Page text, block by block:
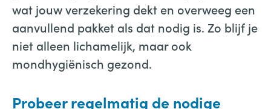
wat jouw verzekering dekt en overweeg een
aanvullend pakket als dat nodig is. Zo blijf je
niet alleen lichamelijk, maar ook
mondhygiënisch gezond.
Probeer regelmatig de nodige